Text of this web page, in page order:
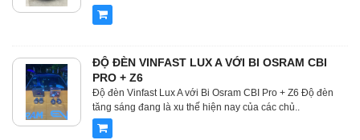
ĐỘ ĐÈN VINFAST LUX A VỚI BI OSRAM CBI
PRO + Z6
Độ đèn Vinfast Lux A với Bi Osram CBI Pro + Z6 Độ đèn
tăng sáng đang là xu thế hiện nay của các chủ..